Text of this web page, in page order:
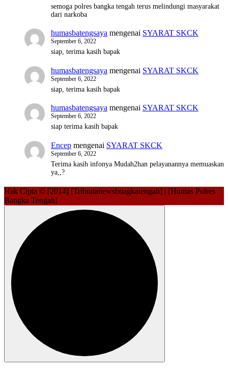
semoga polres bangka tengah terus melindungi masyarakat
dari narkoba
humasbatengsaya mengenai SYARAT SKCK
September 6, 2022
siap, terima kasih bapak
humasbatengsaya mengenai SYARAT SKCK
September 6, 2022
siap, terima kasih bapak
humasbatengsaya mengenai SYARAT SKCK
September 6, 2022
siap terima kasih bapak
Encep mengenai SYARAT SKCK
September 6, 2022
Terima kasih infonya Mudah2han pelayanannya memuaskan
ya,,?
Hak Cipta © [2014] [Tribratanewsbnagkatengah] | [Humas Polres
Bangka Tengah]